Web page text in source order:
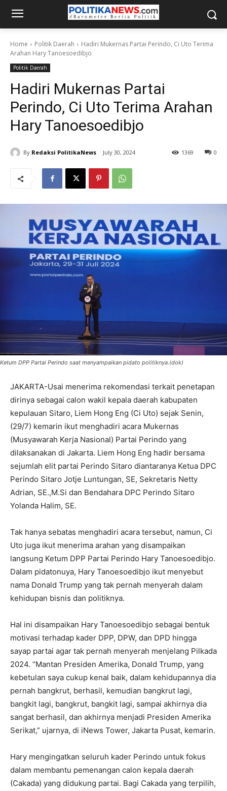
Home Politik Daerah
Hadiri Mukernas Partai Perindo, Ci Uto Terima
Arahan Hary Tanoesoedibjo
Politik Daerah
Hadiri Mukernas Partai
Perindo, Ci Uto Terima Arahan
Hary Tanoesoedibjo
By Redaksi PolitikaNews July 30, 2024 0
1369
Ketum DPP Partai Perindo saat menyampaikan pidato politiknya.(dok)
JAKARTA-Usai menerima rekomendasi terkait penetapan
dirinya sebagai calon wakil kepala daerah kabupaten
kepulauan Sitaro, Liem Hong Eng (Ci Uto) sejak Senin,
(29/7) kemarin ikut menghadiri acara Mukernas
(Musyawarah Kerja Nasional) Partai Perindo yang
dilaksanakan di Jakarta. Liem Hong Eng hadir bersama
sejumlah elit partai Perindo Sitaro diantaranya Ketua DPC
Perindo Sitaro Jotje Luntungan, SE, Sekretaris Netty
Adrian, SE.,M.Si dan Bendahara DPC Perindo Sitaro
Yolanda Halim, SE.
Tak hanya sebatas menghadiri acara tersebut, namun, Ci
Uto juga ikut menerima arahan yang disampaikan
langsung Ketum DPP Partai Perindo Hary Tanoesoedibjo.
Dalam pidatonuya, Hary Tanoesoedibjo ikut menyebut
nama Donald Trump yang tak pernah menyerah dalam
kehidupan bisnis dan politiknya.
Hal ini disampaikan Hary Tanoesoedibjo sebagai bentuk
motivasi terhadap kader DPP, DPW, dan DPD hingga
sayap partai agar tak pernah menyerah menjelang Pilkada
2024. “Mantan Presiden Amerika, Donald Trump, yang
kebetulan saya cukup kenal baik, dalam kehidupannya dia
pernah bangkrut, berhasil, kemudian bangkrut lagi,
bangkit lagi, bangkrut, bangkit lagi, sampai akhirnya dia
sangat berhasil, dan akhirnya menjadi Presiden Amerika
Serikat,” ujarnya, di iNews Tower, Jakarta Pusat, kemarin.
Hary mengingatkan seluruh kader Perindo untuk fokus
dalam membantu pemenangan calon kepala daerah
(Cakada) yang didukung partai. Bagi Cakada yang terpilih,